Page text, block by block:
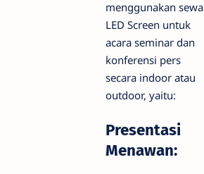
menggunakan sewa
LED Screen untuk
acara seminar dan
konferensi pers
secara indoor atau
outdoor, yaitu:
Presentasi
Menawan: